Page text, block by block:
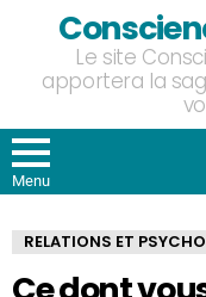
Le site
apportera la
Menu
RELATIONS ET